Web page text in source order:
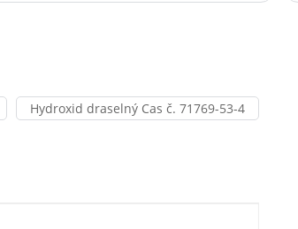
Hydroxid draselný Cas č. 71769-53-4